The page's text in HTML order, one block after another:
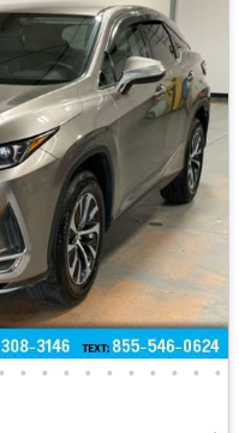
• • • • • • • • • • •